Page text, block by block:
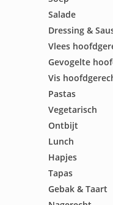
Salade
Dressing &
Vlees
Gevogelte
Vis
Pastas
Vegetarisch
Ontbijt
Lunch
Hapjes
Tapas
Gebak & Taart